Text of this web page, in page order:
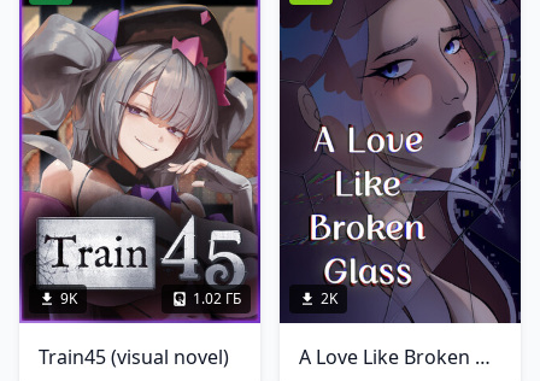
9K 1.02 ГБ
Train45 (visual novel)
2K
A Love Like Broken Glass